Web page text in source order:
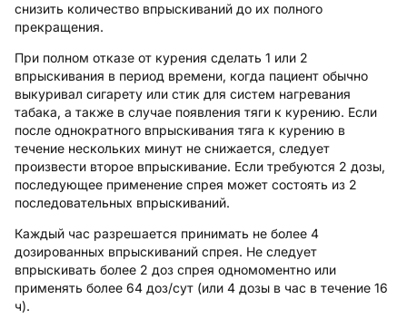
снизить количество впрыскиваний до их полного
прекращения.
При полном отказе от курения сделать 1 или 2
впрыскивания в период времени, когда пациент обычно
выкуривал сигарету или стик для систем нагревания
табака, а также в случае появления тяги к курению. Если
после однократного впрыскивания тяга к курению в
течение нескольких минут не снижается, следует
произвести второе впрыскивание. Если требуются 2 дозы,
последующее применение спрея может состоять из 2
последовательных впрыскиваний.
Каждый час разрешается принимать не более 4
дозированных впрыскиваний спрея. Не следует
впрыскивать более 2 доз спрея одномоментно или
применять более 64 доз/сут (или 4 дозы в час в течение 16
ч).